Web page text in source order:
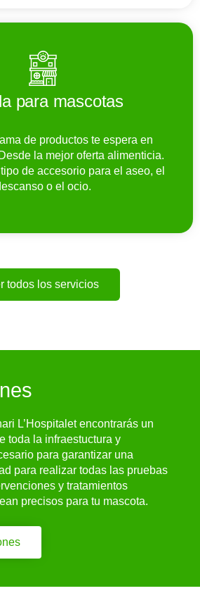
para mascotas
de productos te espera en
la mejor oferta alimenticia.
de accesorio para el aseo, el
o el ocio.
todos los servicios
L’Hospitalet encontrarás un
toda la infraestuctura y
para garantizar una
para realizar todas las pruebas
y tratamientos
precisos para tu mascota.